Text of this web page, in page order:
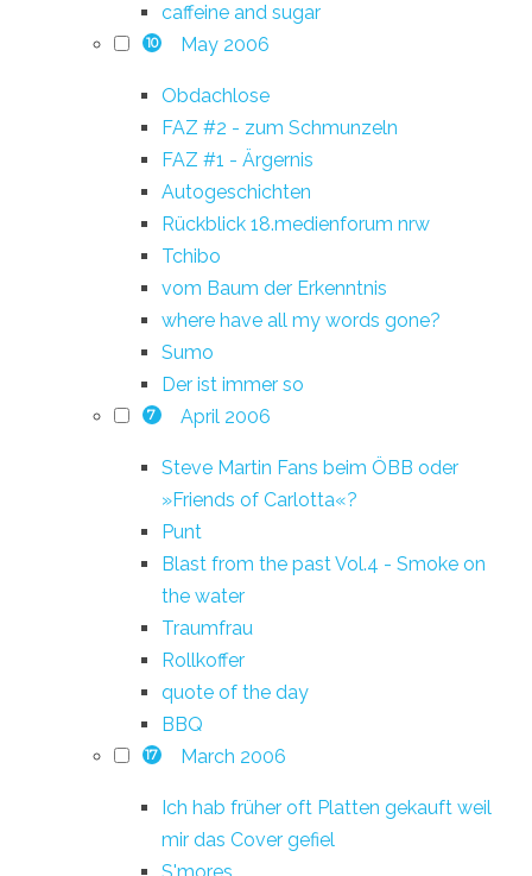
caffeine and sugar
10 May 2006
Obdachlose
FAZ #2 - zum Schmunzeln
FAZ #1 - Ärgernis
Autogeschichten
Rückblick 18.medienforum nrw
Tchibo
vom Baum der Erkenntnis
where have all my words gone?
Sumo
Der ist immer so
7 April 2006
Steve Martin Fans beim ÖBB oder
»Friends of Carlotta«?
Punt
Blast from the past Vol.4 - Smoke on
the water
Traumfrau
Rollkoffer
quote of the day
BBQ
17 March 2006
Ich hab früher oft Platten gekauft weil
mir das Cover gefiel